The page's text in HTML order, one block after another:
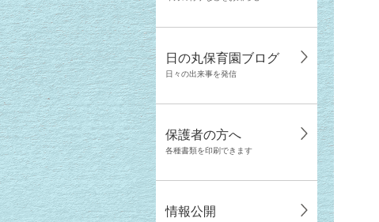
日の丸保育園ブログ
日々の出来事を発信
保護者の方へ
各種書類を印刷できます
情報公開